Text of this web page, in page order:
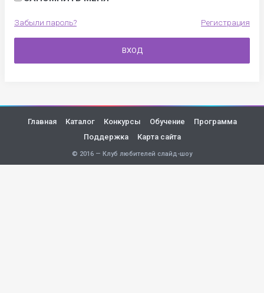
Забыли пароль? Регистрация
ВХОД
Главная Каталог Конкурсы Обучение
Программа
Поддержка
Карта сайта
© 2016 — Клуб любителей слайд-шоу